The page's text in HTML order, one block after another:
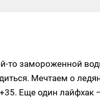
то замороженной
Мечтаем о
Еще один лайфхак